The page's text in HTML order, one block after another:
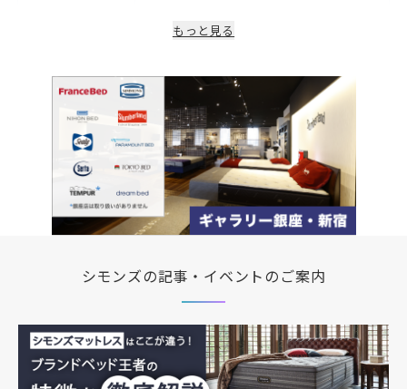
保証期間
もっと見る
シモンズの記事・イベントのご案内